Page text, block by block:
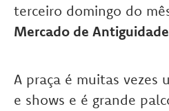
terceiro domingo do
Mercado de
A praça é muitas vezes
e shows e é grande